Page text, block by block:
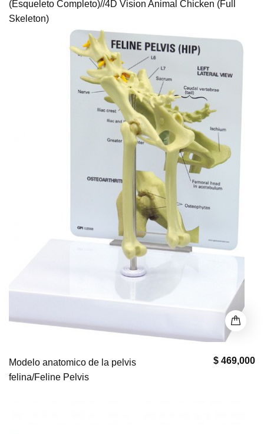
(Esqueleto Completo)//4D Vision Animal Chicken (Full
Skeleton)
$ 469,000
Modelo anatomico de la pelvis
felina/Feline Pelvis